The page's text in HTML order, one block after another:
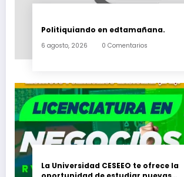
Politiquiando en edtamañana.
6 agosto, 2026 0 Comentarios
La Universidad CESEEO te ofrece la